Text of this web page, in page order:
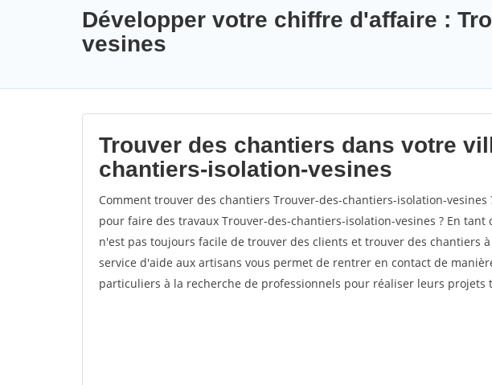
Développer votre chiffre d'affaire :
vesines
Trouver des chantiers dans votre
chantiers-isolation-vesines
Comment trouver des chantiers Trouver-des-chantiers-isolation-vesines
pour faire des travaux Trouver-des-chantiers-isolation-vesines ? En
n'est pas toujours facile de trouver des clients et trouver des chantiers
service d'aide aux artisans vous permet de rentrer en contact de
particuliers à la recherche de professionnels pour réaliser leurs projets